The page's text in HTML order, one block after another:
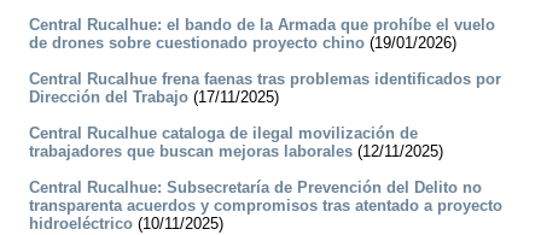
Central Rucalhue: el bando de la Armada que prohíbe el vuelo
de drones sobre cuestionado proyecto chino (19/01/2026)
Central Rucalhue frena faenas tras problemas identificados por
Dirección del Trabajo (17/11/2025)
Central Rucalhue cataloga de ilegal movilización de
trabajadores que buscan mejoras laborales (12/11/2025)
Central Rucalhue: Subsecretaría de Prevención del Delito no
transparenta acuerdos y compromisos tras atentado a proyecto
hidroeléctrico (10/11/2025)